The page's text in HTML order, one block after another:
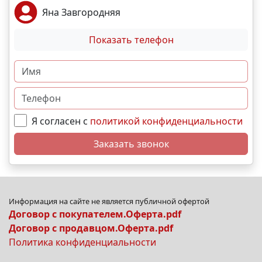
Яна Завгородняя
Показать телефон
Я согласен с политикой конфиденциальности
Заказать звонок
Информация на сайте не является публичной офертой
Договор с покупателем.Оферта.pdf
Договор с продавцом.Оферта.pdf
Политика конфиденциальности